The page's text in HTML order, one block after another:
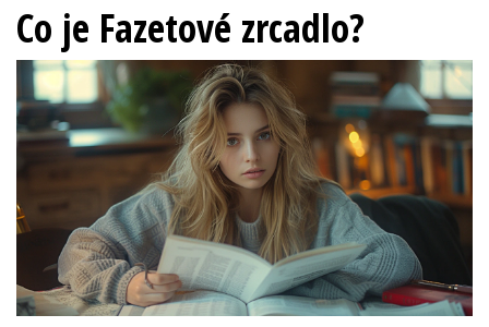
Co je Fazetové zrcadlo?